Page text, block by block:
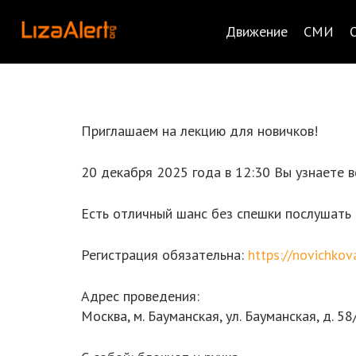
Движение СМИ
Приглашаем на лекцию для новичков!
20 декабря 2025 года в 12:30 Вы узнаете
Есть отличный шанс без спешки
Регистрация обязательна: https://
Адрес проведения:
Москва, м. Бауманская, ул. Бауманская, д.